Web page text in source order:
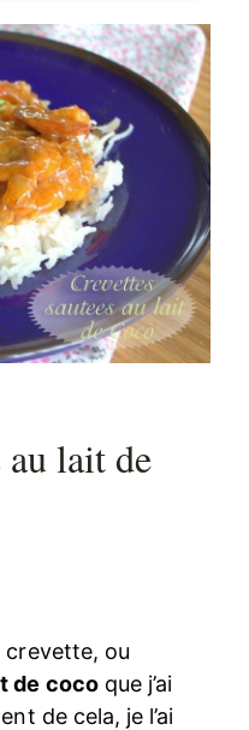
au lait de
crevette, ou
de cocoque j’ai
de cela, je l’ai